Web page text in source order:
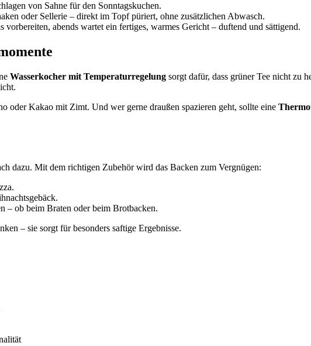
von Sahne für den Sonntagskuchen.
oder Sellerie – direkt im Topf püriert, ohne zusätzlichen Abwasch.
vorbereiten, abends wartet ein fertiges, warmes Gericht – duftend und sättigend.
Wasserkocher mit Temperaturregelung sorgt dafür, dass grüner Tee nicht zu
oder Kakao mit Zimt. Und wer gerne draußen spazieren geht, sollte eine
dazu. Mit dem richtigen Zubehör wird das Backen zum Vergnügen:
– ob beim Braten oder beim Brotbacken.
– sie sorgt für besonders saftige Ergebnisse.